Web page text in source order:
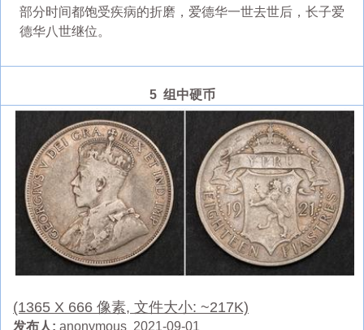
部分时间都饱受疾病的折磨，爱德华一世去世后，长子爱
德华八世继位。
5 组中硬币
(1365 X 666 像素, 文件大小: ~217K)
发布人: anonymous 2021-09-01